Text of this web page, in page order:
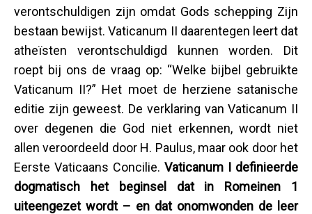
verontschuldigen zijn omdat Gods schepping Zijn
bestaan bewijst. Vaticanum II daarentegen leert dat
atheïsten verontschuldigd kunnen worden. Dit
roept bij ons de vraag op: “Welke bijbel gebruikte
Vaticanum II?” Het moet de herziene satanische
editie zijn geweest. De verklaring van Vaticanum II
over degenen die God niet erkennen, wordt niet
allen veroordeeld door H. Paulus, maar ook door het
Eerste Vaticaans Concilie. Vaticanum I definieerde
dogmatisch het beginsel dat in Romeinen 1
uiteengezet wordt – en dat onomwonden de leer